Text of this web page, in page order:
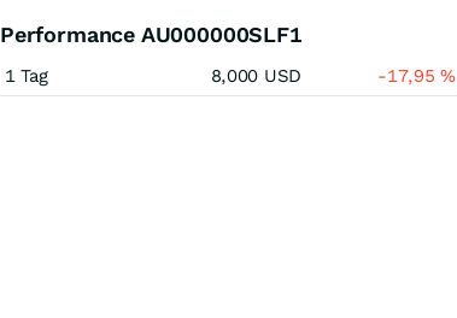
Performance AU000000SLF1
1 Tag 8,000 USD -17,95%